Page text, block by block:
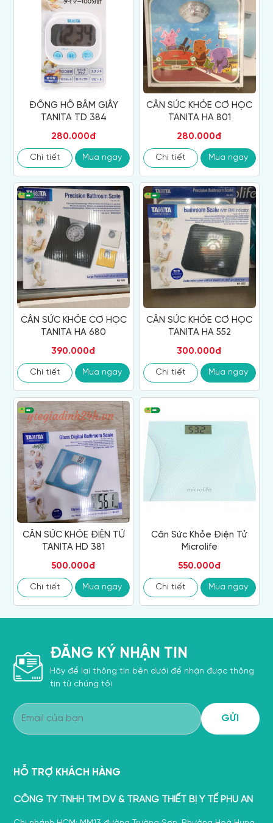
ĐỒNG HỒ BẤM GIÂY
TANITA TD 384
280.000đ
Chi tiết Mua ngay
CÂN SỨC KHỎE CƠ HỌC
TANITA HA 801
280.000đ
Chi tiết Mua ngay
CÂN SỨC KHỎE CƠ HỌC
TANITA HA 680
390.000đ
Chi tiết Mua ngay
CÂN SỨC KHỎE CƠ HỌC
TANITA HA 552
300.000đ
Chi tiết Mua ngay
CÂN SỨC KHỎE ĐIỆN TỬ
TANITA HD 381
500.000đ
Chi tiết Mua ngay
Cân Sức Khỏe Điện Tử
Microlife
550.000đ
Chi tiết Mua ngay
ĐĂNG KÝ NHẬN TIN
Hãy để lại thông tin bên dưới để nhận được thông
tin từ chúng tôi
HỖ TRỢ KHÁCH HÀNG
CÔNG TY TNHH TM DV & TRANG THIẾT BỊ Y TẾ PHÚ AN